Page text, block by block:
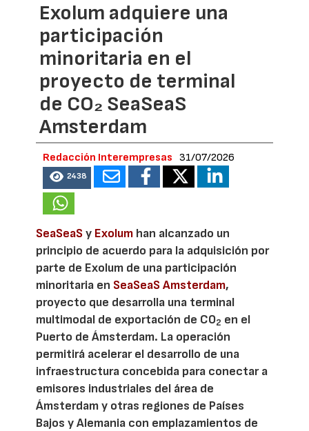
Exolum adquiere una
participación
minoritaria en el
proyecto de terminal
de CO₂ SeaSeaS
Amsterdam
Redacción Interempresas 31/07/2026
2438
SeaSeaSy Exolum han alcanzado un
principio de acuerdo para la adquisición por
parte de Exolum de una participación
minoritaria en SeaSeaS Amsterdam,
proyecto que desarrolla una terminal
multimodal de exportación de CO2 en el
Puerto de Ámsterdam. La operación
permitirá acelerar el desarrollo de una
infraestructura concebida para conectar a
emisores industriales del área de
Ámsterdam y otras regiones de Países
Bajos y Alemania con emplazamientos de